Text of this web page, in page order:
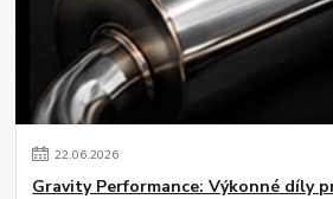
22.06.2026
Gravity Performance: Výkonné díly